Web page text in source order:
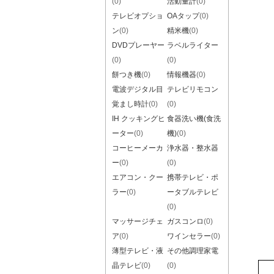
テレビオプショ
ン(0)
OAタップ(0)
精米機(0)
DVDプレーヤー
(0)
ラベルライター
(0)
餅つき機(0) 情報機器(0)
電波デジタル目
覚まし時計(0)
テレビリモコン
(0)
IH クッキングヒ
ーター(0)
食器洗い機(食洗
機)(0)
コーヒーメーカ
ー(0)
浄水器・整水器
(0)
エアコン・クー
ラー(0)
携帯テレビ・ポ
ータブルテレビ
(0)
マッサージチェ
ア(0)
ガスコンロ(0)
ワインセラー(0)
薄型テレビ・液
晶テレビ(0)
その他調理家電
(0)